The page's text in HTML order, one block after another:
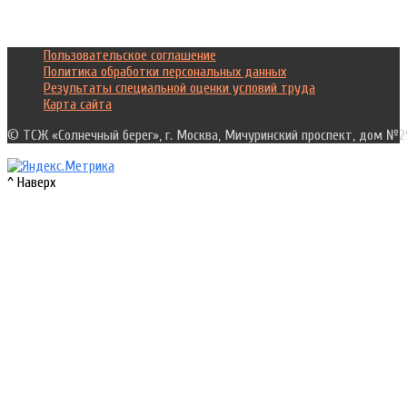
Пользовательское соглашение
Политика обработки персональных данных
Результаты специальной оценки условий труда
Карта сайта
© ТСЖ «Солнечный берег», г. Москва, Мичуринский проспект, дом
^ Наверх